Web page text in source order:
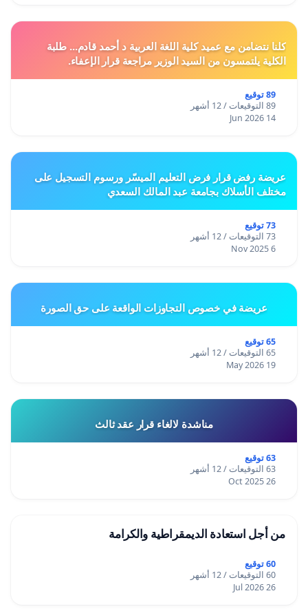
كلنا نتضامن مع عميد كلية اللغة العربية د أحمد قادم... طلبة
الكلية يلتمسون من السيد الوزير مراجعة قرار الإعفاء.
89 توقيع
89 التوقيعات / 12 أشهر
14 Jun 2026
عريضة رفض قرار فرض التعليم الميسّر ورسوم التسجيل على
مختلف الأسلاك بجامعة عبد المالك السعدي
73 توقيع
73 التوقيعات / 12 أشهر
6 Nov 2025
عريضة في خصوص التجاوزات الواقعة على حق الصورة
65 توقيع
65 التوقيعات / 12 أشهر
19 May 2026
مناشدة لالغاء قرار عقد ثالث
63 توقيع
63 التوقيعات / 12 أشهر
26 Oct 2025
من أجل استعادة الديمقراطية والكرامة
60 توقيع
60 التوقيعات / 12 أشهر
26 Jul 2026